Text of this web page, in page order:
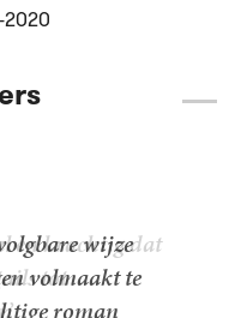
2020
wijze
volmaakt te
roman